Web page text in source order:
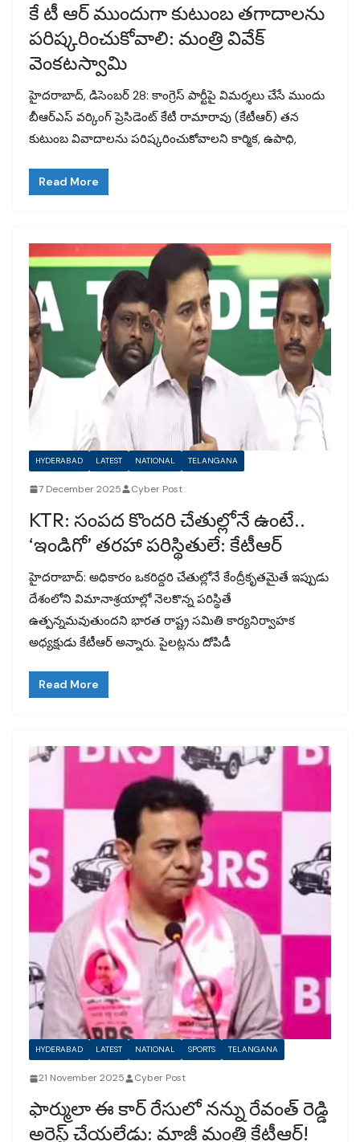
కే టీ ఆర్ ముందుగా కుటుంబ తగాదాలను
పరిష్కరించుకోవాలి: మంత్రి వివేక్
వెంకటస్వామి
హైదరాబాద్, డిసెంబర్ 28: కాంగ్రెస్ పార్టీపై విమర్శలు చేసే ముందు
బీఆర్‌ఎస్ వర్కింగ్ ప్రెసిడెంట్ కేటీ రామారావు (కేటీఆర్) తన
కుటుంబ వివాదాలను పరిష్కరించుకోవాలని కార్మిక, ఉపాధి,
Read More
HYDERABAD LATEST NATIONAL TELANGANA
7 December 2025 Cyber Post
KTR: సంపద కొందరి చేతుల్లోనే ఉంటే..
‘ఇండిగో’ తరహా పరిస్థితులే: కేటీఆర్‌
హైదరాబాద్‌: అధికారం ఒకరిద్దరి చేతుల్లోనే కేంద్రీకృతమైతే ఇప్పుడు
దేశంలోని విమానాశ్రయాల్లో నెలకొన్న పరిస్థితే
ఉత్పన్నమవుతుందని భారత రాష్ట్ర సమితి కార్యనిర్వాహక
అధ్యక్షుడు కేటీఆర్‌ అన్నారు. పైలట్లను దోపిడీ
Read More
HYDERABAD LATEST NATIONAL SPORTS TELANGANA
21 November 2025 Cyber Post
ఫార్ములా ఈ కార్ రేసులో నన్ను రేవంత్ రెడ్డి
అరెస్ట్ చేయలేడు: మాజీ మంత్రి కేటీఆర్!